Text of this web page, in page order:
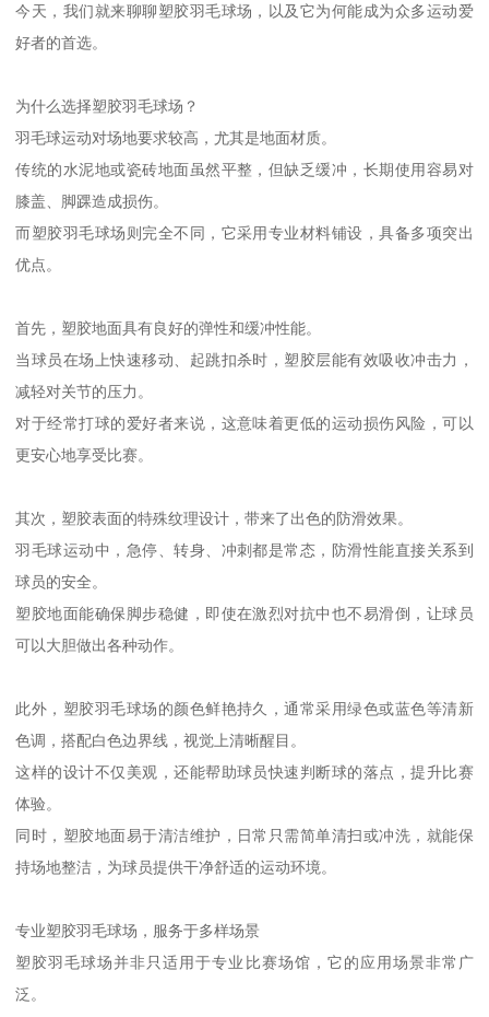
今天，我们就来聊聊塑胶羽毛球场，以及它为何能成为众多运动爱
好者的首选。
为什么选择塑胶羽毛球场？
羽毛球运动对场地要求较高，尤其是地面材质。
传统的水泥地或瓷砖地面虽然平整，但缺乏缓冲，长期使用容易对
膝盖、脚踝造成损伤。
而塑胶羽毛球场则完全不同，它采用专业材料铺设，具备多项突出
优点。
首先，塑胶地面具有良好的弹性和缓冲性能。
当球员在场上快速移动、起跳扣杀时，塑胶层能有效吸收冲击力，
减轻对关节的压力。
对于经常打球的爱好者来说，这意味着更低的运动损伤风险，可以
更安心地享受比赛。
其次，塑胶表面的特殊纹理设计，带来了出色的防滑效果。
羽毛球运动中，急停、转身、冲刺都是常态，防滑性能直接关系到
球员的安全。
塑胶地面能确保脚步稳健，即使在激烈对抗中也不易滑倒，让球员
可以大胆做出各种动作。
此外，塑胶羽毛球场的颜色鲜艳持久，通常采用绿色或蓝色等清新
色调，搭配白色边界线，视觉上清晰醒目。
这样的设计不仅美观，还能帮助球员快速判断球的落点，提升比赛
体验。
同时，塑胶地面易于清洁维护，日常只需简单清扫或冲洗，就能保
持场地整洁，为球员提供干净舒适的运动环境。
专业塑胶羽毛球场，服务于多样场景
塑胶羽毛球场并非只适用于专业比赛场馆，它的应用场景非常广
泛。